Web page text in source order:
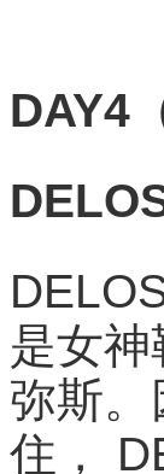
DAY4
是女
弥斯
住，